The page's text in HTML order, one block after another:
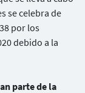
se celebra de
por los
debido a la
parte de la